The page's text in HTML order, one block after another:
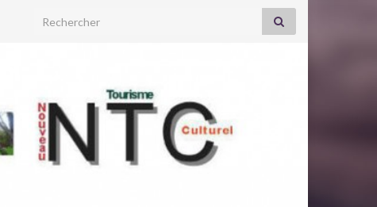
Search for: